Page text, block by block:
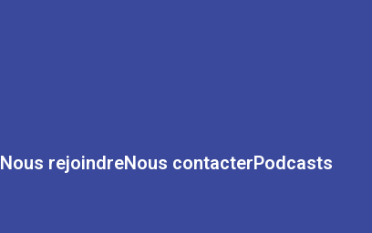
Nous rejoindreNous contacterPodcasts